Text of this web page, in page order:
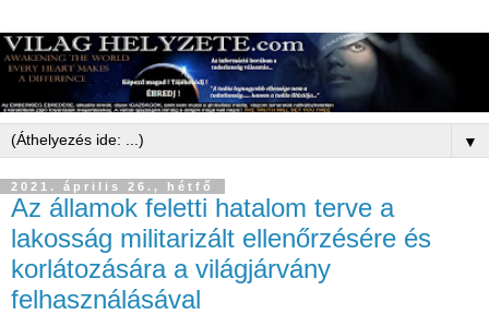
▼
2021. április 26., hétfő
Az államok feletti hatalom terve a
lakosság militarizált ellenőrzésére és
korlátozására a világjárvány
felhasználásával